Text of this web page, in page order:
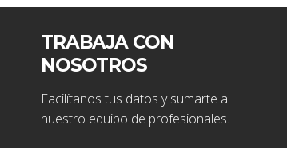
TRABAJA CON
NOSOTROS
Facilítanos tus datos y sumarte a
nuestro equipo de profesionales.